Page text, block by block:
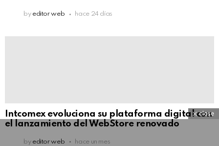
by editor web hace 24 días
Intcomex evoluciona su plataforma digital con
el lanzamiento del WebStore renovado
by editor web hace un mes
close